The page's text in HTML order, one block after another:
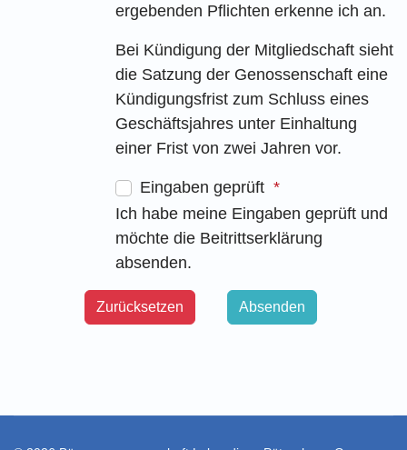
ergebenden Pflichten erkenne ich an.
Bei Kündigung der Mitgliedschaft sieht
die Satzung der Genossenschaft eine
Kündigungsfrist zum Schluss eines
Geschäftsjahres unter Einhaltung
einer Frist von zwei Jahren vor.
Eingaben geprüft
Ich habe meine Eingaben geprüft und
möchte die Beitrittserklärung
absenden.